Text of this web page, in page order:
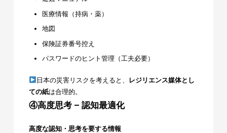
医療情報（持病・薬）
地図
保険証券番号控え
パスワードのヒント管理（工夫必要）
日本の災害リスクを考えると、
レジリエンス媒体とし
ての紙は合理的。
④高度思考 – 認知最適化
高度な認知・思考を要する情報